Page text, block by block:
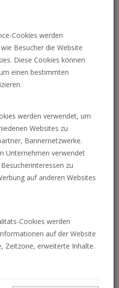
die
einen
Supermacht der
Cookies werden
Besucher die Website
Diese Cookies können
einen bestimmten
werden verwendet, um
Websites zu
Bannernetzwerke.
Unternehmen verwendet
zu
auf anderen Websites
Cookies werden
auf der Website
Zeitzone, erweiterte Inhalte.